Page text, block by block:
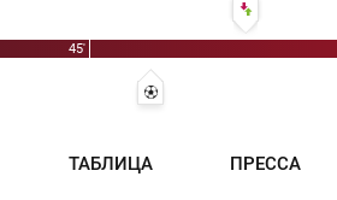
45'
ТАБЛИЦА ПРЕССА